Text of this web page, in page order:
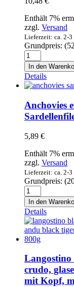
Enthält 7%
zzgl. Versand
Lieferzeit: ca. 2-3
Grundpreis: (
Queso
de
oveja
al
chili
200g
-
Schafskäse
Chili
In den
Details
Anchovies
5,89 €
Enthält 7%
zzgl. Versand
Lieferzeit: ca. 2-3
Grundpreis: (
Anchovies
en
aceite
de
oliva
-
Vigilante
-
Sardellenfilets
in
Olivenöl
In den
Details
Langostino
crudo,
mit Kopf,